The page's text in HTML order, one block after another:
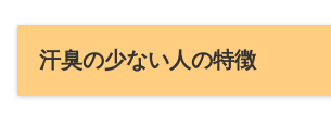
汗臭の少ない人の特徴